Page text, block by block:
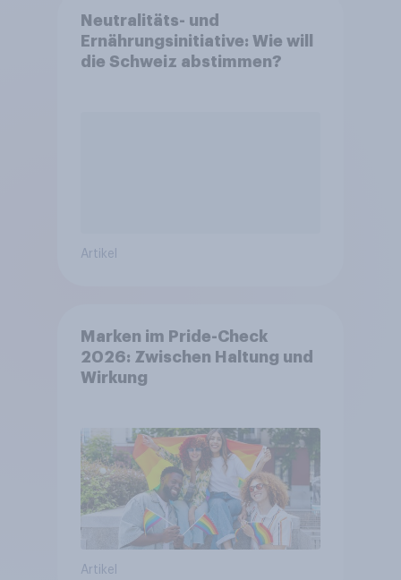
Neutralitäts- und
Ernährungsinitiative: Wie will
die Schweiz abstimmen?
Artikel
Marken im Pride-Check
2026: Zwischen Haltung und
Wirkung
Artikel